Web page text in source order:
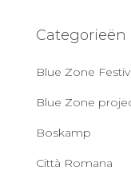
Categorieën
Blue Zone
Blue Zone
Boskamp
Città Romana